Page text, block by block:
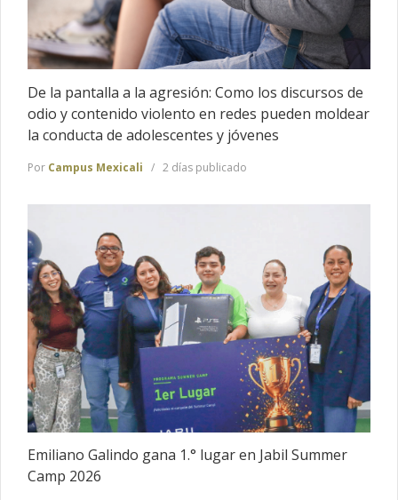
De la pantalla a la agresión: Como los discursos de
odio y contenido violento en redes pueden moldear
la conducta de adolescentes y jóvenes
Por Campus Mexicali 2 días publicado
Emiliano Galindo gana 1.° lugar en Jabil Summer
Camp 2026